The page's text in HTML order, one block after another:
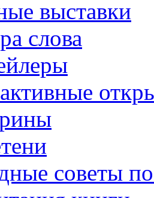
выставки
слова
советы